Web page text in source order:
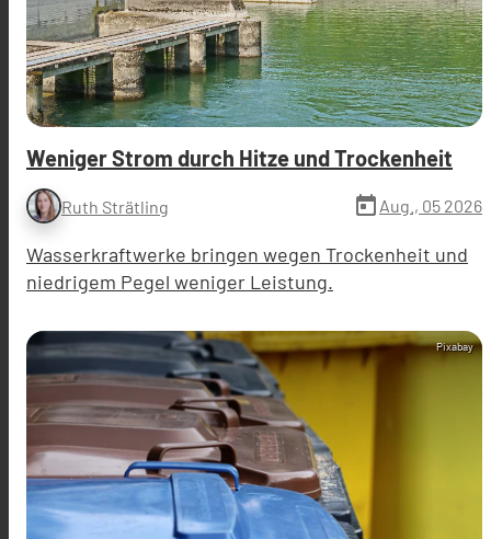
Weniger Strom durch Hitze und Trockenheit
Ruth Strätling today Aug., 05 2026
Wasserkraftwerke bringen wegen Trockenheit und
niedrigem Pegel weniger Leistung.
Pixabay